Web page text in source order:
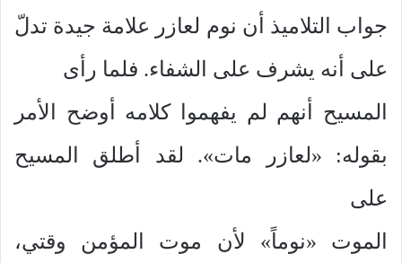
جواب التلاميذ أن نوم لعازر علامة جيدة تدلّ
على أنه يشرف على الشفاء. فلما رأى
المسيح أنهم لم يفهموا كلامه أوضح الأمر
بقوله: «لعازر مات». لقد أطلق المسيح
على
الموت «نوماً» لأن موت المؤمن وقتي،